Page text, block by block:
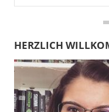
HERZLICH